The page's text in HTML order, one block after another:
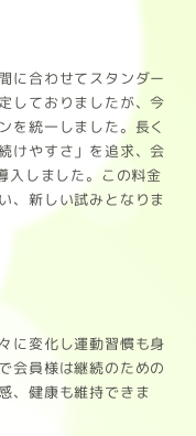
に合わせてスタンダー
しておりましたが、今
を統一しました。長く
けやすさ」を追求、会
入しました。この料金
、新しい試みとなりま
に変化し運動習慣も身
会員様は継続のための
、健康も維持できま